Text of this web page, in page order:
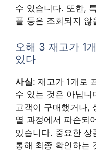
수 있습니다. 또한,
플 등은 조회되지 않
오해 3 재고가 1
있다
사실: 재고가 1개로
수 있는 것은 아닙
고객이 구매했거나,
열 과정에서 파손되
있습니다. 중요한 상
통해 최종 확인하는